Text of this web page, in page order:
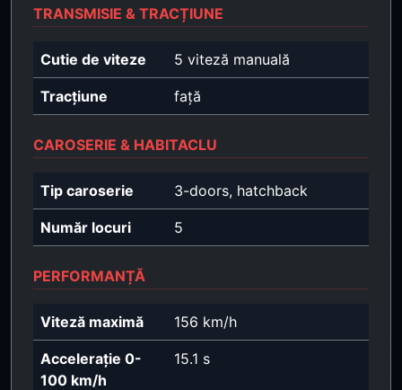
TRANSMISIE & TRACȚIUNE
Cutie de viteze 5 viteză manuală
Tracțiune față
CAROSERIE & HABITACLU
Tip caroserie 3-doors, hatchback
Număr locuri 5
PERFORMANȚĂ
Viteză maximă 156 km/h
Accelerație 0-
100 km/h
15.1 s